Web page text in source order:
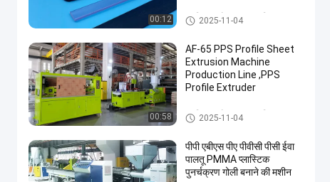
00:12
प्लास्टिक प्रोफ़ाइल बाहर निकालना म
शीन
2025-11-04
00:58
AF-65 PPS Profile Sheet
Extrusion Machine
Production Line ,PPS
Profile Extruder
प्लास्टिक प्रोफ़ाइल बाहर निकालना म
शीन
2025-11-04
पीपी एबीएस पीए पीवीसी पीसी ईवा
पालतू PMMA प्लास्टिक
पुनर्चक्रण गोली बनाने की मशीन